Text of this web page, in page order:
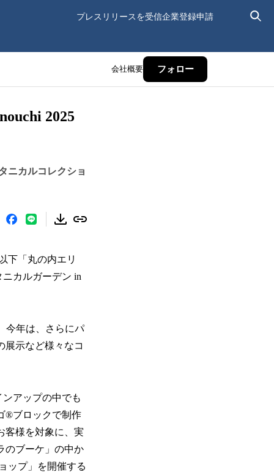
プレスリリースを受信企業登録申請
会社概要 フォロー
2025
ニカルコレクショ
下「丸の内エリ
カルガーデン in
今年は、さらにパ
展示など様々なコ
アップの中でも
®ブロックで制作
客様を対象に、実
のブーケ」の中か
ップ」を開催する